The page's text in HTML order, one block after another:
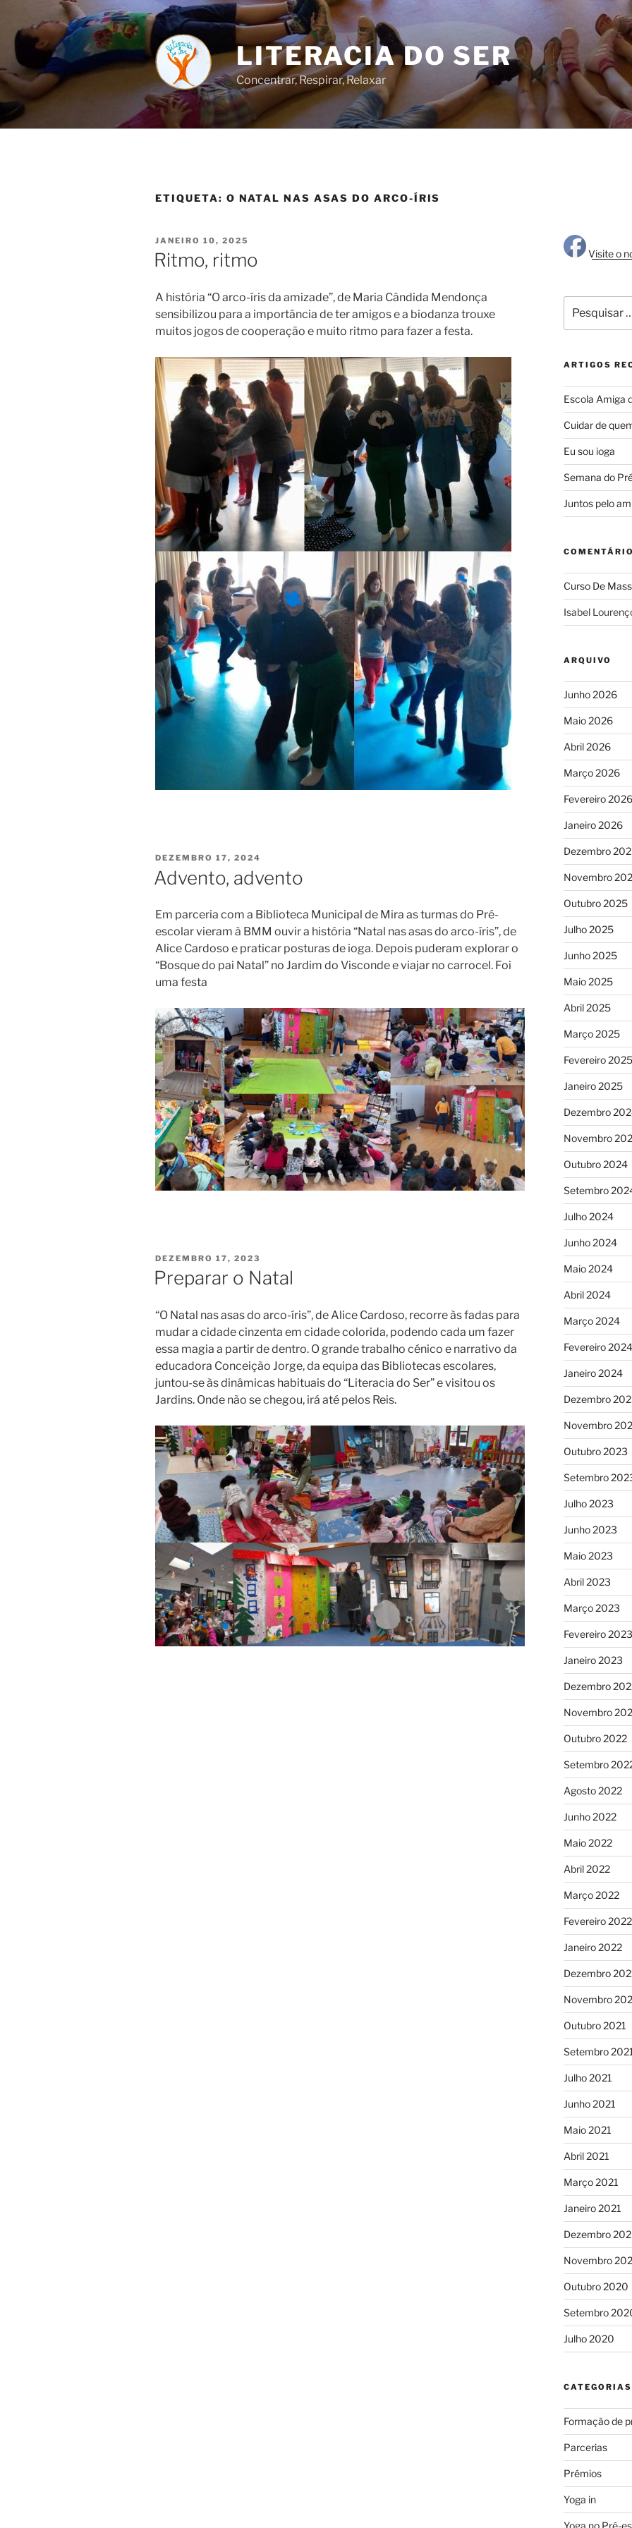
conteúdo
LITERACIA DO SER
Concentrar, Respirar, Relaxar
ETIQUETA: O NATAL NAS ASAS DO ARCO-ÍRIS
PUBLICADO
EM
JANEIRO 10, 2025
Ritmo, ritmo
A história “O arco-íris da amizade”, de Maria Cândida Mendonça
sensibilizou para a importância de ter amigos e a biodanza trouxe
muitos jogos de cooperação e muito ritmo para fazer a festa.
PUBLICADO
DEZEMBRO 17, 2024
Advento, advento
Em parceria com a Biblioteca Municipal de Mira as turmas do Pré-
escolar vieram à BMM ouvir a história “Natal nas asas do arco-íris”, de
Alice Cardoso e praticar posturas de ioga. Depois puderam explorar o
“Bosque do pai Natal” no Jardim do Visconde e viajar no carrocel. Foi
uma festa
PUBLICADO
EM
DEZEMBRO 17, 2023
Preparar o Natal
“O Natal nas asas do arco-íris”, de Alice Cardoso, recorre às fadas para
mudar a cidade cinzenta em cidade colorida, podendo cada um fazer
essa magia a partir de dentro. O grande trabalho cénico e narrativo da
educadora Conceição Jorge, da equipa das Bibliotecas escolares,
juntou-se às dinâmicas habituais do “Literacia do Ser” e visitou os
Jardins. Onde não se chegou, irá até pelos Reis.
Visite o
por:
ARTIGOS
Escola Amiga
Cuidar de
Eu sou ioga
Semana do
Juntos pelo
Curso De
Isabel
ARQUIVO
Junho 2026
Maio 2026
Abril 2026
Março 2026
Fevereiro 2026
Janeiro 2026
Dezembro
Novembro
Outubro 2025
Julho 2025
Junho 2025
Maio 2025
Abril 2025
Março 2025
Fevereiro 2025
Janeiro 2025
Dezembro
Novembro
Outubro 2024
Setembro
Julho 2024
Junho 2024
Maio 2024
Abril 2024
Março 2024
Fevereiro 2024
Janeiro 2024
Dezembro
Novembro
Outubro 2023
Setembro
Julho 2023
Junho 2023
Maio 2023
Abril 2023
Março 2023
Fevereiro 2023
Janeiro 2023
Dezembro
Novembro
Outubro 2022
Setembro
Agosto 2022
Junho 2022
Maio 2022
Abril 2022
Março 2022
Fevereiro 2022
Janeiro 2022
Dezembro
Novembro
Outubro 2021
Setembro 2021
Julho 2021
Junho 2021
Maio 2021
Abril 2021
Março 2021
Janeiro 2021
Dezembro
Novembro
Outubro 2020
Setembro
Julho 2020
CATEGORIAS
Formação de
Parcerias
Prémios
Yoga in
Yoga no Pré-